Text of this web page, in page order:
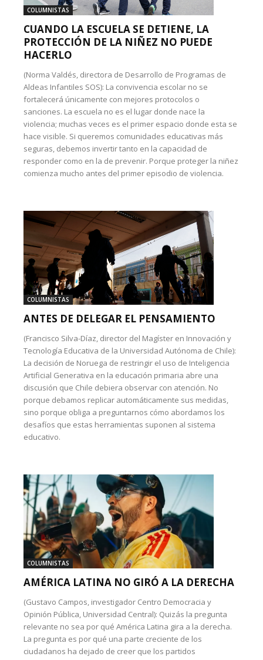
COLUMNISTAS
CUANDO LA ESCUELA SE DETIENE, LA
PROTECCIÓN DE LA NIÑEZ NO PUEDE
HACERLO
(Norma Valdés, directora de Desarrollo de Programas de
Aldeas Infantiles SOS): La convivencia escolar no se
fortalecerá únicamente con mejores protocolos o
sanciones. La escuela no es el lugar donde nace la
violencia; muchas veces es el primer espacio donde esta se
hace visible. Si queremos comunidades educativas más
seguras, debemos invertir tanto en la capacidad de
responder como en la de prevenir. Porque proteger la niñez
comienza mucho antes del primer episodio de violencia.
COLUMNISTAS
ANTES DE DELEGAR EL PENSAMIENTO
(Francisco Silva-Díaz, director del Magíster en Innovación y
Tecnología Educativa de la Universidad Autónoma de Chile):
La decisión de Noruega de restringir el uso de Inteligencia
Artificial Generativa en la educación primaria abre una
discusión que Chile debiera observar con atención. No
porque debamos replicar automáticamente sus medidas,
sino porque obliga a preguntarnos cómo abordamos los
desafíos que estas herramientas suponen al sistema
educativo.
COLUMNISTAS
AMÉRICA LATINA NO GIRÓ A LA DERECHA
(Gustavo Campos, investigador Centro Democracia y
Opinión Pública, Universidad Central): Quizás la pregunta
relevante no sea por qué América Latina gira a la derecha.
La pregunta es por qué una parte creciente de los
ciudadanos ha dejado de creer que los partidos